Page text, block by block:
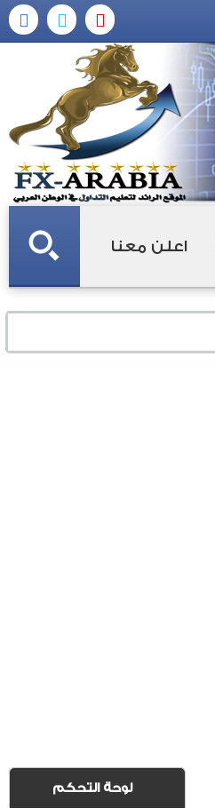
اعلن معنا
لوحة التحكم